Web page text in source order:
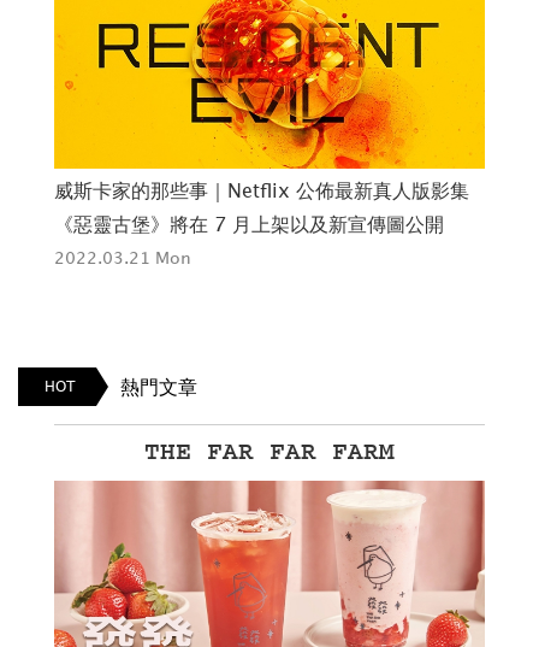
威斯卡家的那些事｜Netflix 公佈最新真人版影集
《惡靈古堡》將在 7 月上架以及新宣傳圖公開
2022.03.21 Mon
HOT 熱門文章
THE FAR FAR FARM